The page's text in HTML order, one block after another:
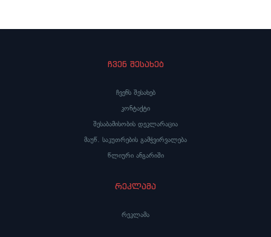
ჩვენ შესახებ
ჩვენს შესახებ
კონტაქტი
შესაბამისობის დეკლარაცია
მაუწ. საკუთრების გამჭვირვალება
წლიური ანგარიში
რეკლამა
რეკლამა